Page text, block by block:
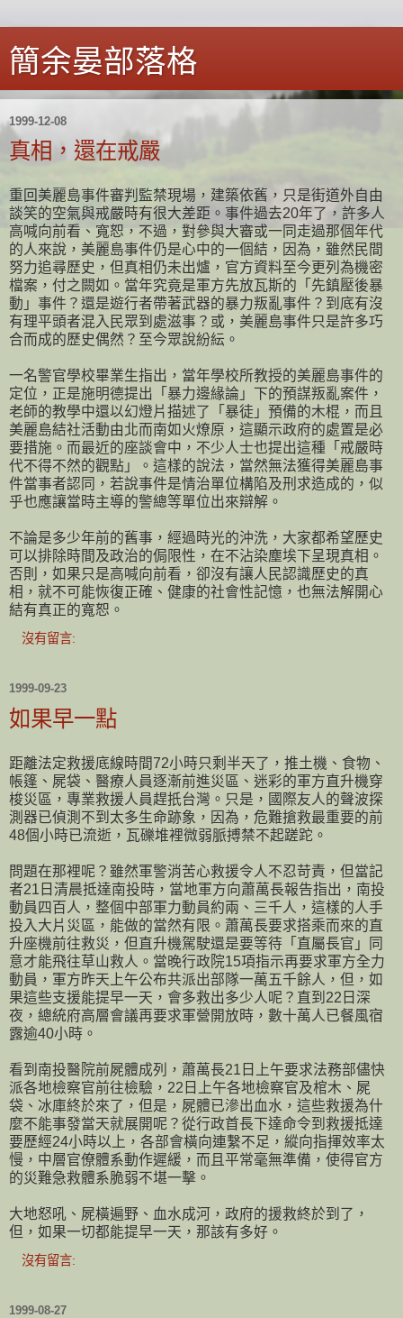
簡余晏部落格
1999-12-08
真相，還在戒嚴
重回美麗島事件審判監禁現場，建築依舊，只是街道外自由
談笑的空氣與戒嚴時有很大差距。事件過去20年了，許多人
高喊向前看、寬恕，不過，對參與大審或一同走過那個年代
的人來說，美麗島事件仍是心中的一個結，因為，雖然民間
努力追尋歷史，但真相仍未出爐，官方資料至今更列為機密
檔案，付之闕如。當年究竟是軍方先放瓦斯的「先鎮壓後暴
動」事件？還是遊行者帶著武器的暴力叛亂事件？到底有沒
有理平頭者混入民眾到處滋事？或，美麗島事件只是許多巧
合而成的歷史偶然？至今眾說紛紜。
一名警官學校畢業生指出，當年學校所教授的美麗島事件的
定位，正是施明德提出「暴力邊緣論」下的預謀叛亂案件，
老師的教學中還以幻燈片描述了「暴徒」預備的木棍，而且
美麗島結社活動由北而南如火燎原，這顯示政府的處置是必
要措施。而最近的座談會中，不少人士也提出這種「戒嚴時
代不得不然的觀點」。這樣的說法，當然無法獲得美麗島事
件當事者認同，若說事件是情治單位構陷及刑求造成的，似
乎也應讓當時主導的警總等單位出來辯解。
不論是多少年前的舊事，經過時光的沖洗，大家都希望歷史
可以排除時間及政治的侷限性，在不沾染塵埃下呈現真相。
否則，如果只是高喊向前看，卻沒有讓人民認識歷史的真
相，就不可能恢復正確、健康的社會性記憶，也無法解開心
結有真正的寬恕。
沒有留言:
1999-09-23
如果早一點
距離法定救援底線時間72小時只剩半天了，推土機、食物、
帳篷、屍袋、醫療人員逐漸前進災區、迷彩的軍方直升機穿
梭災區，專業救援人員趕扺台灣。只是，國際友人的聲波探
測器已偵測不到太多生命跡象，因為，危難搶救最重要的前
48個小時已流逝，瓦礫堆裡微弱脈搏禁不起蹉跎。
問題在那裡呢？雖然軍警消苦心救援令人不忍苛責，但當記
者21日清晨抵達南投時，當地軍方向蕭萬長報告指出，南投
動員四百人，整個中部軍力動員約兩、三千人，這樣的人手
投入大片災區，能做的當然有限。蕭萬長要求搭乘而來的直
升座機前往救災，但直升機駕駛還是要等待「直屬長官」同
意才能飛往草山救人。當晚行政院15項指示再要求軍方全力
動員，軍方昨天上午公布共派出部隊一萬五千餘人，但，如
果這些支援能提早一天，會多救出多少人呢？直到22日深
夜，總統府高層會議再要求軍營開放時，數十萬人已餐風宿
露逾40小時。
看到南投醫院前屍體成列，蕭萬長21日上午要求法務部儘快
派各地檢察官前往檢驗，22日上午各地檢察官及棺木、屍
袋、冰庫終於來了，但是，屍體已滲出血水，這些救援為什
麼不能事發當天就展開呢？從行政首長下達命令到救援抵達
要歷經24小時以上，各部會橫向連繫不足，縱向指揮效率太
慢，中層官僚體系動作遲緩，而且平常毫無準備，使得官方
的災難急救體系脆弱不堪一擊。
大地怒吼、屍橫遍野、血水成河，政府的援救終於到了，
但，如果一切都能提早一天，那該有多好。
沒有留言:
1999-08-27